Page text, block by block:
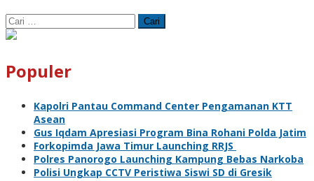
Cari
untuk:
Populer
Kapolri Pantau Command Center Pengamanan KTT
Asean
Gus Iqdam Apresiasi Program Bina Rohani Polda Jatim
Forkopimda Jawa Timur Launching RRJS
Polres Panorogo Launching Kampung Bebas Narkoba
Polisi Ungkap CCTV Peristiwa Siswi SD di Gresik